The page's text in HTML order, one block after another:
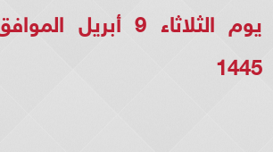
1445